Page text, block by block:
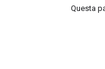
Questa